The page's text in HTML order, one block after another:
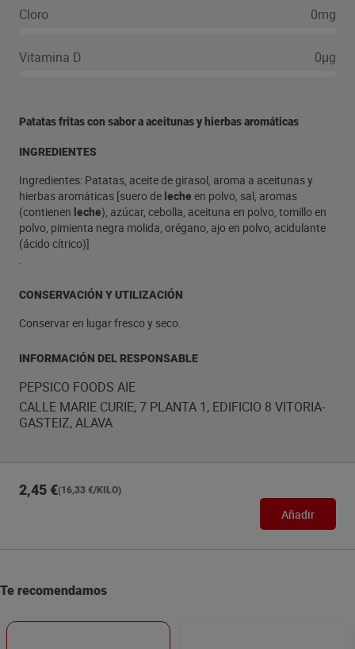
Cloro 0mg
Vitamina D 0µg
Patatas fritas con sabor a aceitunas y hierbas aromáticas
INGREDIENTES
Ingredientes: Patatas, aceite de girasol, aroma a aceitunas y
hierbas aromáticas [suero de leche en polvo, sal, aromas
(contienen leche), azúcar, cebolla, aceituna en polvo, tomillo en
polvo, pimienta negra molida, orégano, ajo en polvo, acidulante
(ácido cítrico)]
.
CONSERVACIÓN Y UTILIZACIÓN
Conservar en lugar fresco y seco.
INFORMACIÓN DEL RESPONSABLE
PEPSICO FOODS AIE
CALLE MARIE CURIE, 7 PLANTA 1, EDIFICIO 8 VITORIA-
GASTEIZ, ALAVA
2,45 €(16,33 €/KILO)
Añadir
Te recomendamos